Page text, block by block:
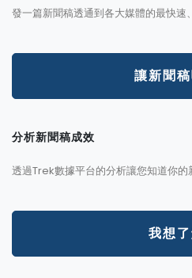
發一篇新聞稿透通到各大媒體的最快速
讓新聞
分析新聞稿成效
透過Trek數據平台的分析讓您知道你的
我想